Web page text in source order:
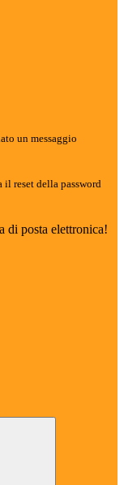
un messaggio
il reset della password
di posta elettronica!